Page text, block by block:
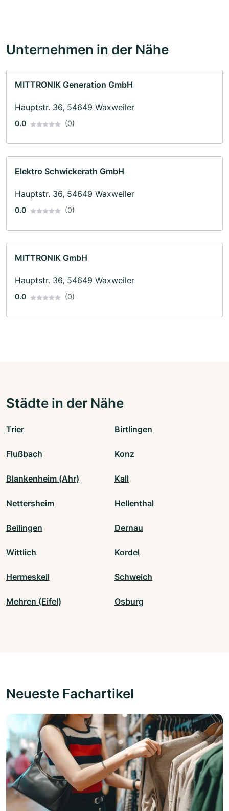
Unternehmen in der Nähe
MITTRONIK Generation GmbH
Hauptstr. 36, 54649 Waxweiler
0.0 (0)
Elektro Schwickerath GmbH
Hauptstr. 36, 54649 Waxweiler
0.0 (0)
MITTRONIK GmbH
Hauptstr. 36, 54649 Waxweiler
0.0 (0)
Städte in der Nähe
Trier Birtlingen
Flußbach Konz
Blankenheim (Ahr) Kall
Nettersheim Hellenthal
Beilingen Dernau
Wittlich Kordel
Hermeskeil Schweich
Mehren (Eifel) Osburg
Neueste Fachartikel